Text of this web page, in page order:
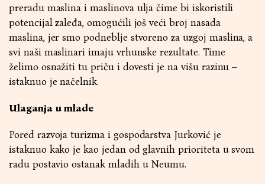
preradu maslina i maslinova ulja čime bi iskoristili
potencijal zaleđa, omogućili još veći broj nasada
maslina, jer smo podneblje stvoreno za uzgoj maslina, a
svi naši maslinari imaju vrhunske rezultate. Time
želimo osnažiti tu priču i dovesti je na višu razinu –
istaknuo je načelnik.
Ulaganja u mlade
Pored razvoja turizma i gospodarstva Jurković je
istaknuo kako je kao jedan od glavnih prioriteta u svom
radu postavio ostanak mladih u Neumu.